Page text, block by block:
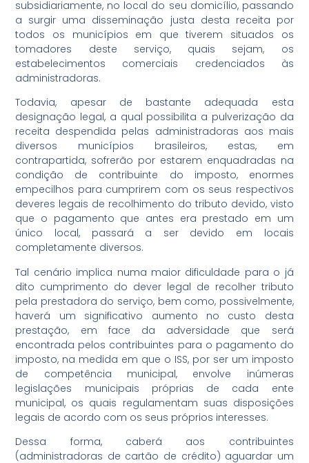
subsidiariamente, no local do seu domicílio, passando
a surgir uma disseminação justa desta receita por
todos os municípios em que tiverem situados os
tomadores deste serviço, quais sejam, os
estabelecimentos comerciais credenciados às
administradoras.
Todavia, apesar de bastante adequada esta
designação legal, a qual possibilita a pulverização da
receita despendida pelas administradoras aos mais
diversos municípios brasileiros, estas, em
contrapartida, sofrerão por estarem enquadradas na
condição de contribuinte do imposto, enormes
empecilhos para cumprirem com os seus respectivos
deveres legais de recolhimento do tributo devido, visto
que o pagamento que antes era prestado em um
único local, passará a ser devido em locais
completamente diversos.
Tal cenário implica numa maior dificuldade para o já
dito cumprimento do dever legal de recolher tributo
pela prestadora do serviço, bem como, possivelmente,
haverá um significativo aumento no custo desta
prestação, em face da adversidade que será
encontrada pelos contribuintes para o pagamento do
imposto, na medida em que o ISS, por ser um imposto
de competência municipal, envolve inúmeras
legislações municipais próprias de cada ente
municipal, os quais regulamentam suas disposições
legais de acordo com os seus próprios interesses.
Dessa forma, caberá aos contribuintes
(administradoras de cartão de crédito) aguardar um